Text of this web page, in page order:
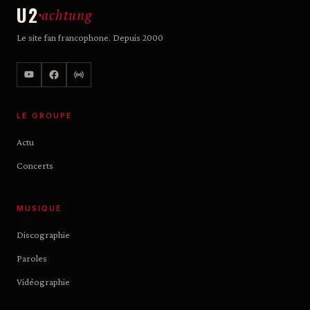
U2 achtung
Le site fan francophone. Depuis 2000
LE GROUPE
Actu
Concerts
MUSIQUE
Discographie
Paroles
Vidéographie